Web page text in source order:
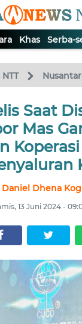
Khas Serba-
Saat
Mas
Daniel Dhena
13 Juni 2024 -